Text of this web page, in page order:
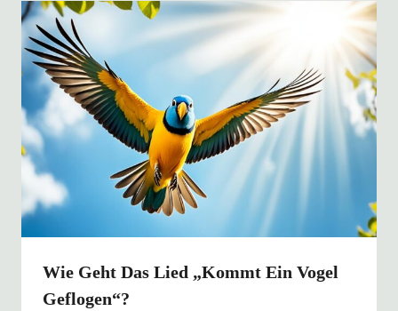
Wie Geht Das Lied „Kommt Ein Vogel
Geflogen“?